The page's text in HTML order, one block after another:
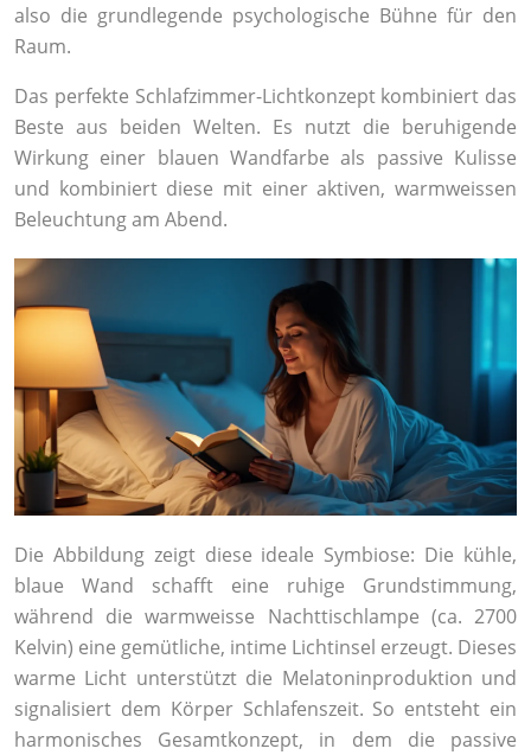
also die grundlegende psychologische Bühne für den
Raum.
Das perfekte Schlafzimmer-Lichtkonzept kombiniert das
Beste aus beiden Welten. Es nutzt die beruhigende
Wirkung einer blauen Wandfarbe als passive Kulisse
und kombiniert diese mit einer aktiven, warmweissen
Beleuchtung am Abend.
Die Abbildung zeigt diese ideale Symbiose: Die kühle,
blaue Wand schafft eine ruhige Grundstimmung,
während die warmweisse Nachttischlampe (ca. 2700
Kelvin) eine gemütliche, intime Lichtinsel erzeugt. Dieses
warme Licht unterstützt die Melatoninproduktion und
signalisiert dem Körper Schlafenszeit. So entsteht ein
harmonisches Gesamtkonzept, in dem die passive